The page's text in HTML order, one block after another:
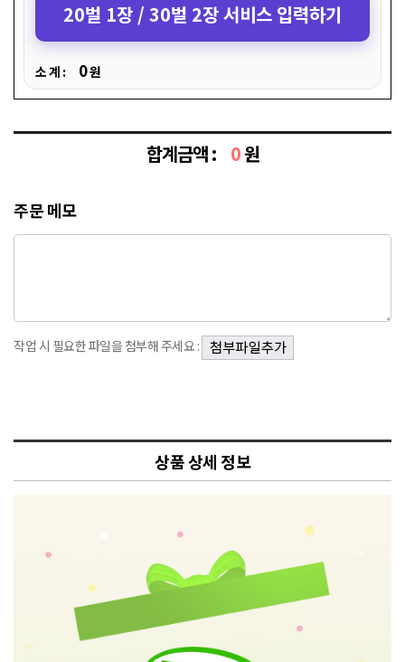
20벌 1장 / 30벌 2장 서비스 입력하기
소 계 : 0원
합계금액 : 0원
주문 메모
작업 시 필요한 파일을 첨부해 주세요 :
상품 상세 정보